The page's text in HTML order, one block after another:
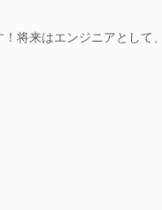
将来はエンジニアとして、